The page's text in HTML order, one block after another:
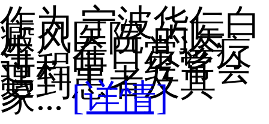
作为 宁波华仁白
癜风医院 的医
生，在日常诊疗
过程中，经常会
遇到患者及其
家...[详情]